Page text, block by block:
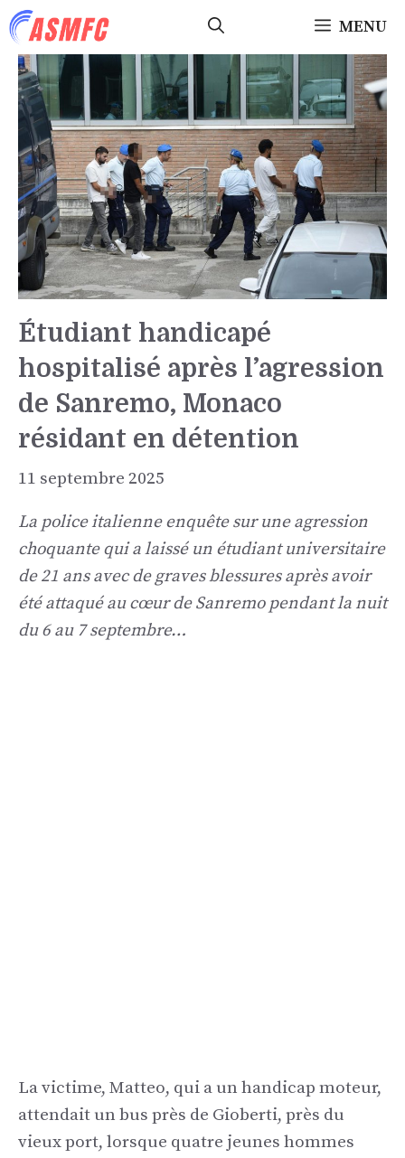
Aller
au
contenu
MENU
Étudiant handicapé
hospitalisé après l’agression
de Sanremo, Monaco
résidant en détention
11 septembre 2025
La police italienne enquête sur une agression
choquante qui a laissé un étudiant universitaire
de 21 ans avec de graves blessures après avoir
été attaqué au cœur de Sanremo pendant la nuit
du 6 au 7 septembre…
La victime, Matteo, qui a un handicap moteur,
attendait un bus près de Gioberti, près du
vieux port, lorsque quatre jeunes hommes